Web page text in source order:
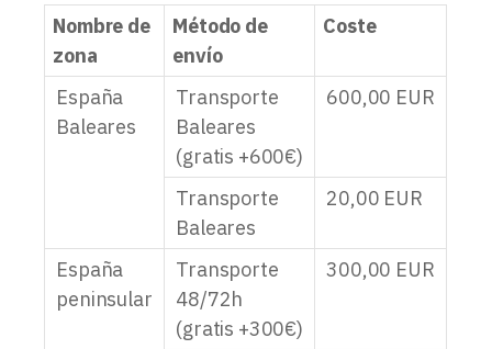
Nombre de
zona
Método de
envío
Coste
España
Baleares
Transporte
Baleares
(gratis +600€)
600,00 EUR
Transporte
Baleares
20,00 EUR
España
peninsular
Transporte
48/72h
(gratis +300€)
300,00 EUR